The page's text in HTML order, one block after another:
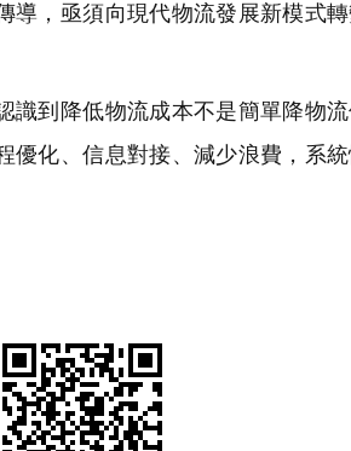
，亟須向現代物流發展新模式
到降低物流成本不是簡單降物
化、信息對接、減少浪費，系統